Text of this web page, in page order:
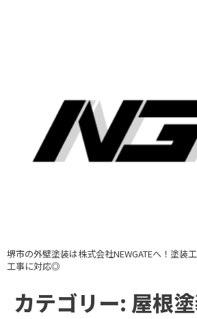
堺市の外壁塗装は株式会社NEWGATEへ！塗装
工事に対応◎
カテゴリー: 屋根